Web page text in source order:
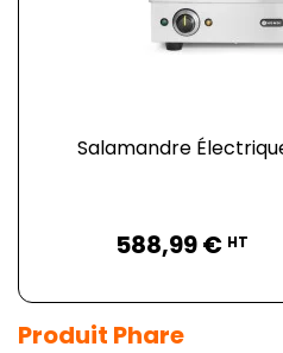
Salamandre
588,99 € HT
Produit Phare